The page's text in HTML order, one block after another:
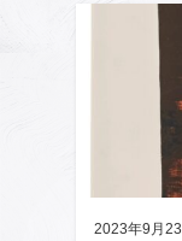
2023年9月